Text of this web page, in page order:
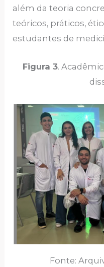
além da teoria
teóricos, práticos,
estudantes de
Figura 3.
Fonte: